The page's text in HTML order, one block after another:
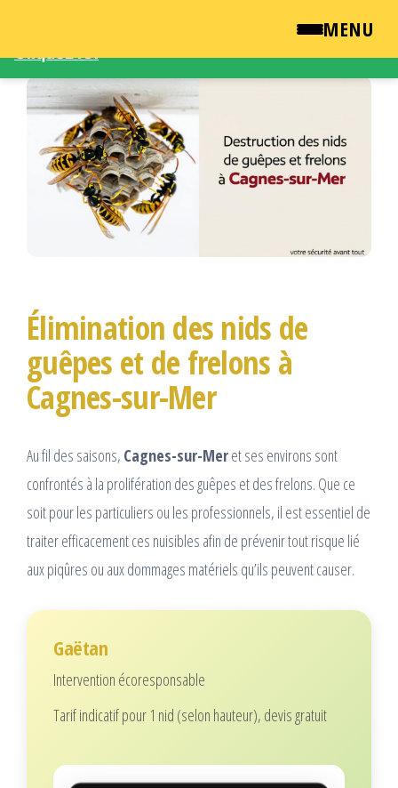
MENU
QUI SOMMES NOUS ?
NEWSROOM
TARIFS
Passer
Élimination des nids de
guêpes et de frelons à
Cagnes-sur-Mer
Au fil des saisons, Cagnes-sur-Meret ses environs sont
confrontés à la prolifération des guêpes et des frelons. Que ce
soit pour les particuliers ou les professionnels, il est essentiel de
traiter efficacement ces nuisibles afin de prévenir tout risque lié
aux piqûres ou aux dommages matériels qu’ils peuvent causer.
Gaëtan
Intervention écoresponsable
Tarif indicatif pour 1 nid (selon hauteur), devis gratuit
Une demande d'intervention – Une question ?